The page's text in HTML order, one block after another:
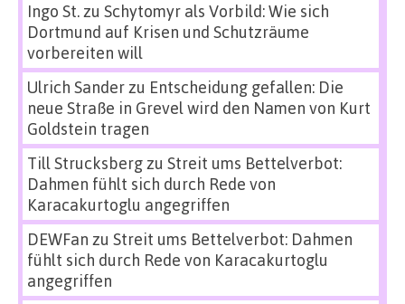
Ingo St.zu Schytomyr als Vorbild: Wie sich
Dortmund auf Krisen und Schutzräume
vorbereiten will
Ulrich Sanderzu Entscheidung gefallen: Die
neue Straße in Grevel wird den Namen von Kurt
Goldstein tragen
Till Strucksbergzu Streit ums Bettelverbot:
Dahmen fühlt sich durch Rede von
Karacakurtoglu angegriffen
DEWFan zu Streit ums Bettelverbot: Dahmen
fühlt sich durch Rede von Karacakurtoglu
angegriffen